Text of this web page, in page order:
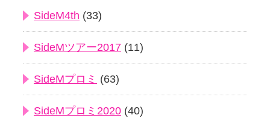
SideM4th (33)
SideMツアー2017 (11)
SideMプロミ (63)
SideMプロミ2020 (40)